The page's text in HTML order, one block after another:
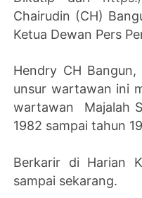
Chairudin (CH)
Ketua Dewan Pers
Hendry CH
unsur wartawan ini
wartawan Majalah
1982 sampai tahun
Berkarir di Harian
sampai sekarang.